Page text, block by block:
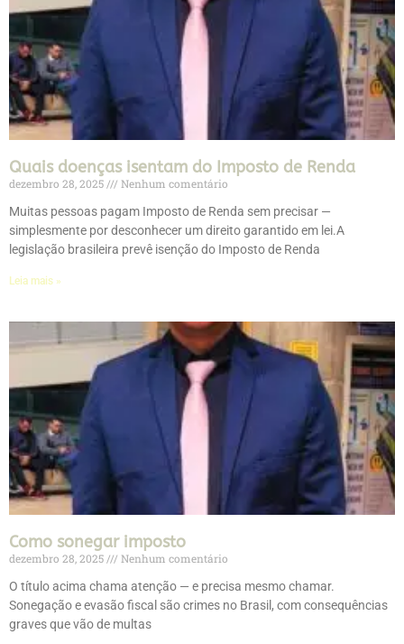
Quais doenças isentam do Imposto de Renda
dezembro 28, 2025
Nenhum comentário
Muitas pessoas pagam Imposto de Renda sem precisar —
simplesmente por desconhecer um direito garantido em lei.A
legislação brasileira prevê isenção do Imposto de Renda
Leia mais »
Como sonegar imposto
dezembro 28, 2025
Nenhum comentário
O título acima chama atenção — e precisa mesmo chamar.
Sonegação e evasão fiscal são crimes no Brasil, com consequências
graves que vão de multas